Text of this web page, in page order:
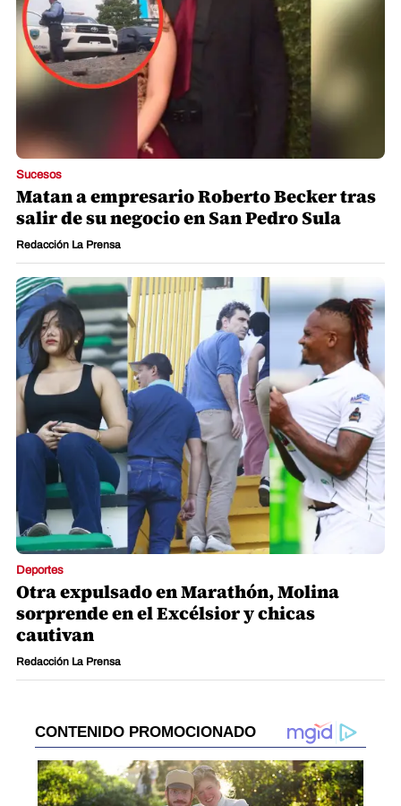
Sucesos
Matan a empresario Roberto Becker tras
salir de su negocio en San Pedro Sula
Redacción La Prensa
Deportes
Otra expulsado en Marathón, Molina
sorprende en el Excélsior y chicas
cautivan
Redacción La Prensa